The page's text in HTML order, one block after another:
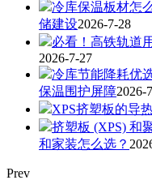
冷库保温板材怎
储建设2026-7-28
必看！高铁轨道
2026-7-27
冷库节能降耗优
保温围护屏障2026-
XPS挤塑板的导
挤塑板 (XPS) 和
和家装怎么选？
Prev